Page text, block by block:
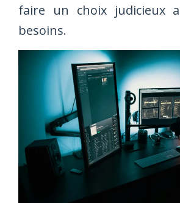
faire un choix judicieux
besoins.